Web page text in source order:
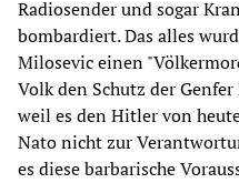
Radiosender und sogar
bombardiert. Das alles
Milosevic einen
Volk den Schutz der
weil es den Hitler von
Nato nicht zur
es diese barbarische